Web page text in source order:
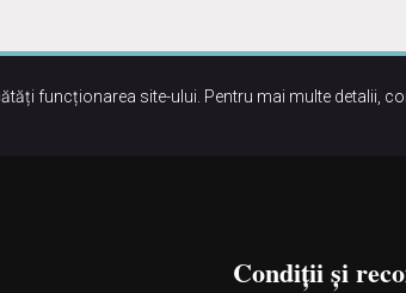
funcționarea site-ului. Pentru mai multe detalii,
Condiții și